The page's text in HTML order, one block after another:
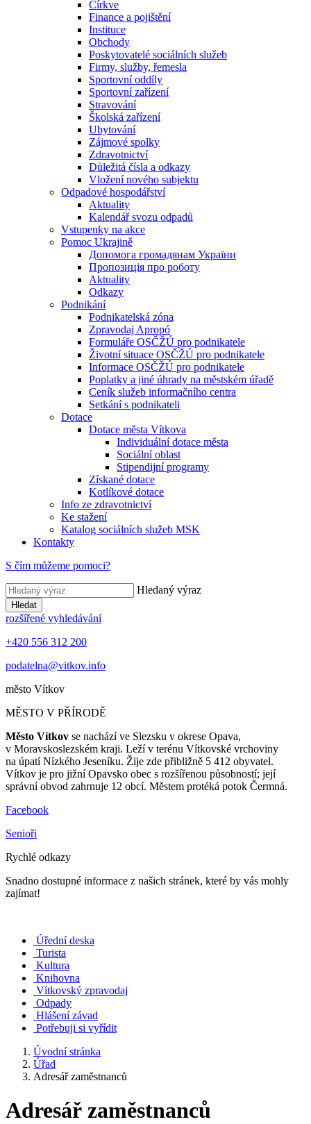
Církve
Finance a pojištění
Instituce
Obchody
Poskytovatelé sociálních služeb
Firmy, služby, řemesla
Sportovní oddíly
Sportovní zařízení
Stravování
Školská zařízení
Ubytování
Zájmové spolky
Zdravotnictví
Důležitá čísla a odkazy
Vložení nového subjektu
Odpadové hospodářství
Aktuality
Kalendář svozu odpadů
Vstupenky na akce
Pomoc Ukrajině
Допомога громадянам України
Пропозиція про роботу
Aktuality
Odkazy
Podnikání
Podnikatelská zóna
Zpravodaj Apropó
Formuláře OSČŽÚ pro podnikatele
Životní situace OSČŽÚ pro podnikatele
Informace OSČŽÚ pro podnikatele
Poplatky a jiné úhrady na městském úřadě
Ceník služeb informačního centra
Setkání s podnikateli
Dotace
Dotace města Vítkova
Individuální dotace města
Sociální oblast
Stipendijní programy
Získané dotace
Kotlíkové dotace
Info ze zdravotnictví
Ke stažení
Katalog sociálních služeb MSK
Kontakty
S čím můžeme pomoci?
Hledaný výraz
Hledat
rozšířené vyhledávání
+420 556 312 200
podatelna@vitkov.info
město Vítkov
MĚSTO V PŘÍRODĚ
Město Vítkov se nachází ve Slezsku v okrese Opava,
v Moravskoslezském kraji. Leží v terénu Vítkovské vrchoviny
na úpatí Nízkého Jeseníku. Žije zde přibližně 5 412 obyvatel.
Vítkov je pro jižní Opavsko obec s rozšířenou působností; její
správní obvod zahrnuje 12 obcí. Městem protéká potok Čermná.
Facebook
Senioři
Rychlé odkazy
Snadno dostupné informace z našich stránek, které by vás mohly
zajímat!
Úřední deska
Turista
Kultura
Knihovna
Vítkovský zpravodaj
Odpady
Hlášení závad
Potřebuji si vyřídit
Úvodní stránka
Úřad
Adresář zaměstnanců
Adresář zaměstnanců